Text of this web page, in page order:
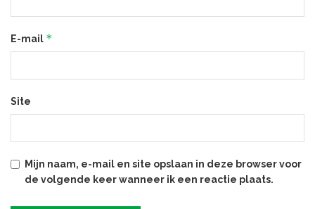
E-mail *
Site
Mijn naam, e-mail en site opslaan in deze browser voor
de volgende keer wanneer ik een reactie plaats.